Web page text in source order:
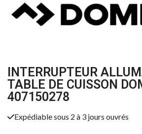
INTERRUPTEUR
TABLE DE CUISSON
407150278
Expédiable sous 2 à 3 jours ouvrés